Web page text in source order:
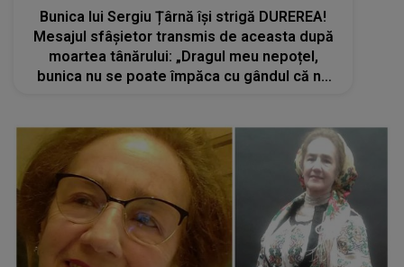
Bunica lui Sergiu Țârnă își strigă DUREREA!
Mesajul sfâșietor transmis de aceasta după
moartea tânărului: „Dragul meu nepoțel,
bunica nu se poate împăca cu gândul că nu